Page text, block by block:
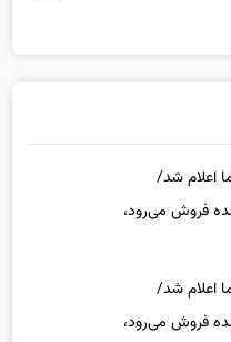
اعلام شد/
فروش می‌رود،
اعلام شد/
فروش می‌رود،